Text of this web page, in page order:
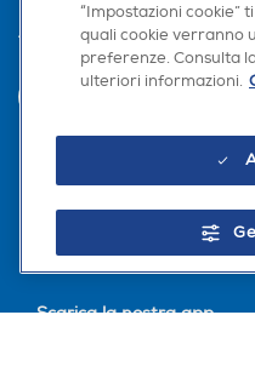
Trova negozio
Seguici sui social
Scarica la nostra app
“Impostazioni cookie”
quali cookie verranno
preferenze. Consulta
ulteriori informazioni.